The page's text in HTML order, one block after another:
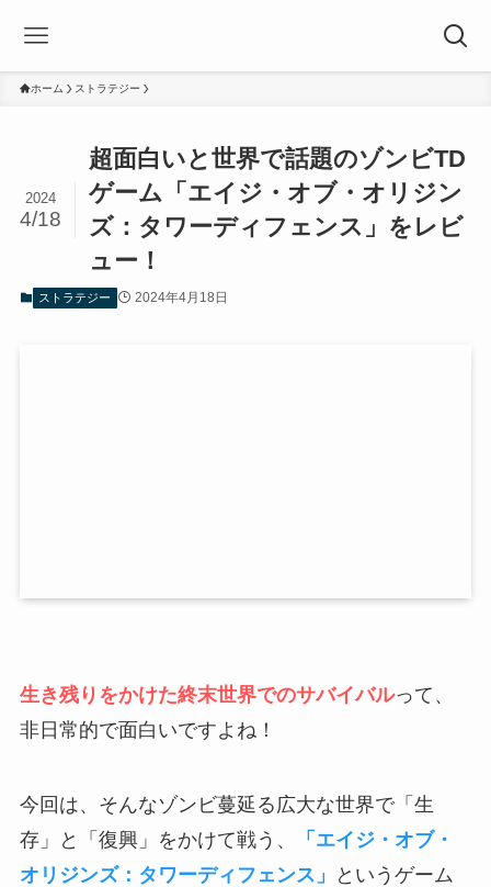
ホーム ストラテジー
超面白いと世界で話題のゾンビTD
ゲーム「エイジ・オブ・オリジン
ズ：タワーディフェンス」をレビ
ュー！
2024
4/18
ストラテジー 2024年4月18日
生き残りをかけた終末世界でのサバイバルって、
非日常的で面白いですよね！
今回は、そんなゾンビ蔓延る広大な世界で「生
存」と「復興」をかけて戦う、
「エイジ・オブ・
オリジンズ：タワーディフェンス」
というゲーム